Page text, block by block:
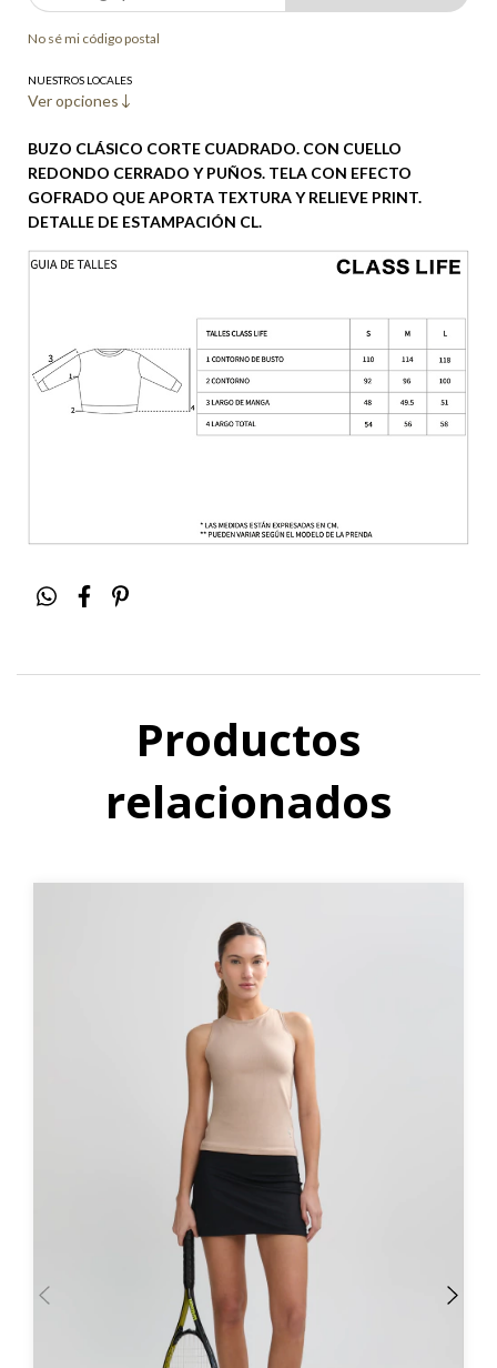
No sé mi código postal
NUESTROS LOCALES
Ver opciones
BUZO CLÁSICO CORTE CUADRADO. CON CUELLO
REDONDO CERRADO Y PUÑOS. TELA CON EFECTO
GOFRADO QUE APORTA TEXTURA Y RELIEVE PRINT.
DETALLE DE ESTAMPACIÓN CL.
Productos
relacionados